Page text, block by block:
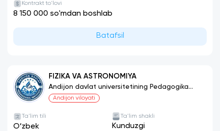
Kontrakt to'lovi
8 150 000 so'mdan boshlab
Batafsil
FIZIKA VA ASTRONOMIYA
Andijon davlat universitetining Pedagogika
instituti
Andijon viloyati
Ta'lim tili
O‘zbek
Ta'lim shakli
Kunduzgi